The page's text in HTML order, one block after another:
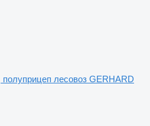
полуприцеп лесовоз GERHARD